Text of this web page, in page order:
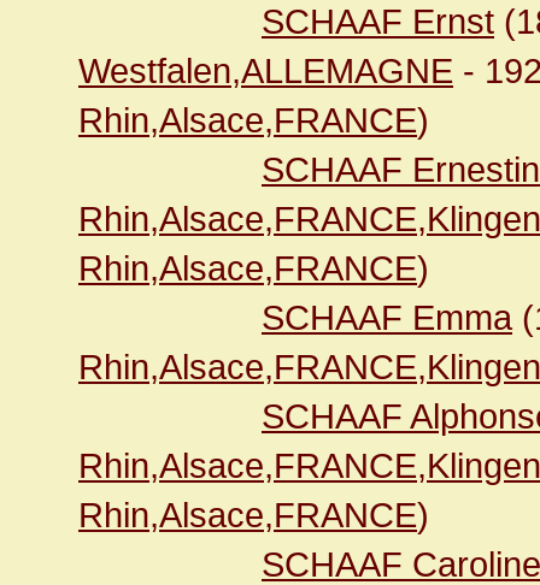
SCHAAF Ernst
Westfalen,ALLEMAGNE -
Rhin,Alsace,FRANCE)
SCHAAF
Rhin,Alsace,FRANCE)
SCHAAF Emma
SCHAAF
Rhin,Alsace,FRANCE)
SCHAAF Caroline